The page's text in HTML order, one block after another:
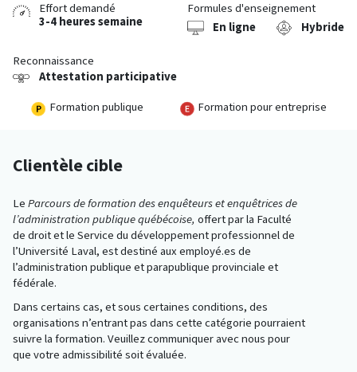
Effort demandé
3-4 heures semaine
Formules d'enseignement
En ligne
Hybride
Reconnaissance
Attestation participative
Formation publique
Formation pour entreprise
Clientèle cible
Le Parcours de formation des enquêteurs et enquêtrices de
l’administration publique québécoise, offert par la Faculté
de droit et le Service du développement professionnel de
l’Université Laval, est destiné aux employé.es de
l’administration publique et parapublique provinciale et
fédérale.
Dans certains cas, et sous certaines conditions, des
organisations n’entrant pas dans cette catégorie pourraient
suivre la formation. Veuillez communiquer avec nous pour
que votre admissibilité soit évaluée.